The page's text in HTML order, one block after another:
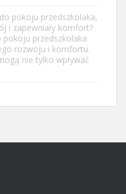
pokoju przedszkolaka,
i zapewniały komfort?
przedszkolaka
rozwoju i komfortu.
nie tylko wpływać